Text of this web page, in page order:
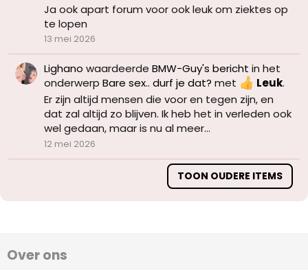
Ja ook apart forum voor ook leuk om ziektes op
te lopen
13 mei 2026
Lighano waardeerde BMW-Guy's bericht in het
onderwerp Bare sex.. durf je dat? met Leuk.
Er zijn altijd mensen die voor en tegen zijn, en
dat zal altijd zo blijven. Ik heb het in verleden ook
wel gedaan, maar is nu al meer...
12 mei 2026
TOON OUDERE ITEMS
Over ons